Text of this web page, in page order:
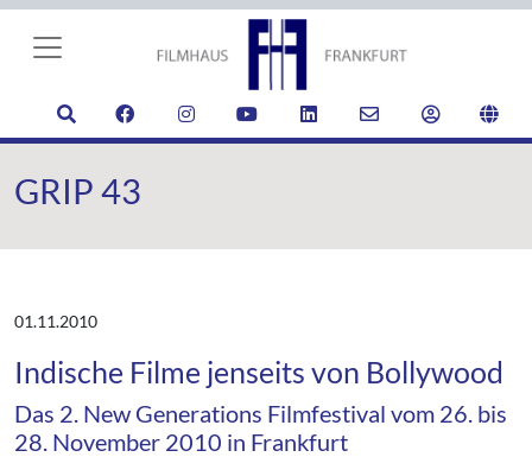
GRIP 43
01.11.2010
Indische Filme jenseits von Bollywood
Das 2. New Generations Filmfestival vom 26. bis
28. November 2010 in Frankfurt